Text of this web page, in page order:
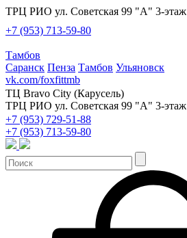
ТРЦ РИО ул. Советская 99 "А" 3-этаж
+7 (953) 713-59-80
Тамбов
Саранск Пенза Тамбов Ульяновск
vk.com/foxfittmb
ТЦ Bravo City (Карусель)
ТРЦ РИО ул. Советская 99 "А" 3-этаж
+7 (953) 729-51-88
+7 (953) 713-59-80